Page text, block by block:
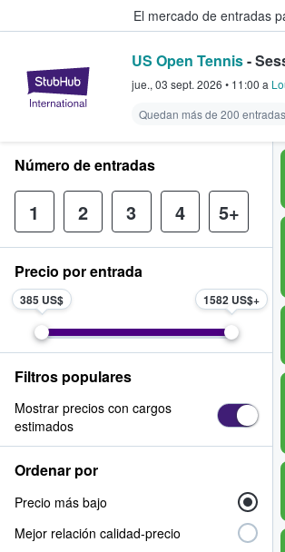
El mercado de entradas
StubHub: compra
US Open Tennis-
jue., 03 sept. 2026 • 11:00 a
Quedan más de 200 entradas
Número de entradas
1 2 3 4 5+
Precio por entrada
385 US$ 1582 US$
Filtros populares
Mostrar precios con cargos
estimados
Ordenar por
Precio más bajo
Mejor relación calidad-precio